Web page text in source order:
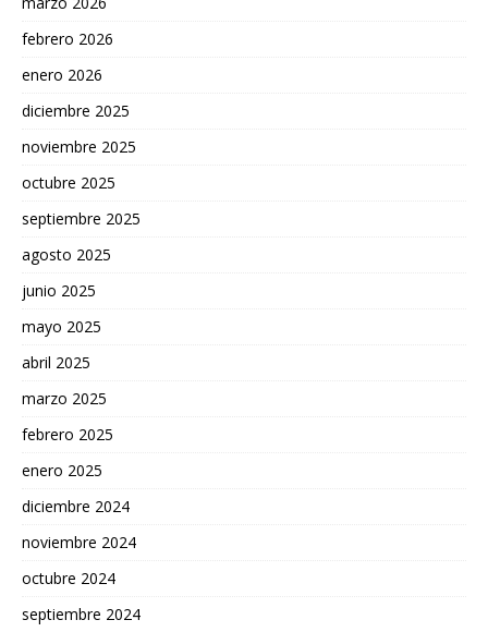
febrero 2026
enero 2026
diciembre 2025
noviembre 2025
octubre 2025
septiembre 2025
agosto 2025
junio 2025
mayo 2025
abril 2025
marzo 2025
febrero 2025
enero 2025
diciembre 2024
noviembre 2024
octubre 2024
septiembre 2024